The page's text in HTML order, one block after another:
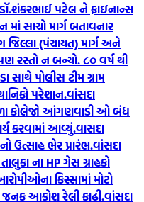
પટેલ ને ફાઇનાન્સ
સાચો માર્ગ બતાવનાર
જિલ્લા (પંચાયત) માર્ગ અને
રસ્તો ન બન્યો. ૮૦‌ વર્ષ થી
સાથે પોલીસ ટીમ ગ્રામ
પરેશાન.વાંસદા
કોલેજો આંગણવાડી ઓ બંધ
કરવામાં આવ્યું.વાસદા
ઉત્સાહ ભેર પ્રારંભ.વાંસદા
ના HP ગેસ ગ્રાહકો
કિસ્સામાં મોટો
આક્રોશ રેલી કાઢી.વાંસદા